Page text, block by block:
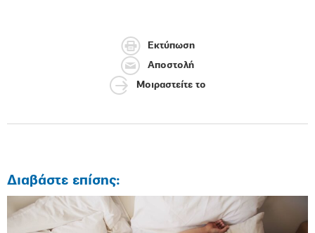
Εκτύπωση
Αποστολή
Μοιραστείτε το
Διαβάστε επίσης: